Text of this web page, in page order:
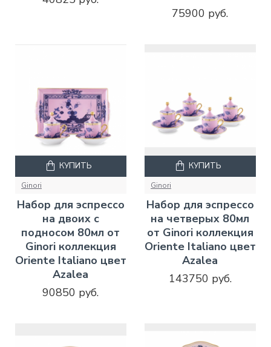
75900 руб.
Ginori
Набор для эспрессо
на двоих с
подносом 80мл от
Ginori коллекция
Oriente Italiano цвет
Azalea
90850 руб.
КУПИТЬ
Ginori
Набор для эспрессо
на четверых 80мл
от Ginori коллекция
Oriente Italiano цвет
Azalea
143750 руб.
КУПИТЬ